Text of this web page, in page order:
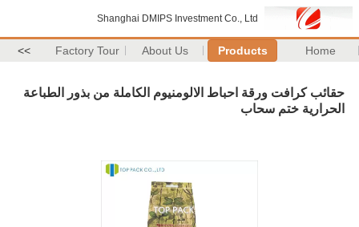
Shanghai DMIPS Investment Co., Ltd
Home
Products
About Us
Factory Tour
>>
حقائب كرافت ورقة احباط الالومنيوم الكاملة من بذور الطباعة
الحرارية ختم سحاب